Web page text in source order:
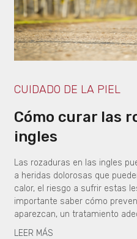
CUIDADO DE LA PIEL
Cómo curar las
ingles
Las rozaduras en las ingles
a heridas dolorosas que
calor, el riesgo a sufrir estas
importante saber cómo
aparezcan, un tratamiento
LEER MÁS